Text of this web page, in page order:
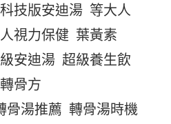
科技版安迪湯 等大人
視力保健 葉黃素
安迪湯 超級養生飲
轉骨方
骨湯推薦 轉骨湯時機